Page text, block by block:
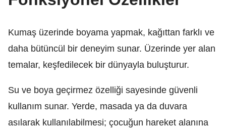
Kumaş üzerinde boyama yapmak, kağıttan farklı ve
daha bütüncül bir deneyim sunar. Üzerinde yer alan
temalar, keşfedilecek bir dünyayla buluşturur.
Su ve boya geçirmez özelliği sayesinde güvenli
kullanım sunar. Yerde, masada ya da duvara
asılarak kullanılabilmesi; çocuğun hareket alanına